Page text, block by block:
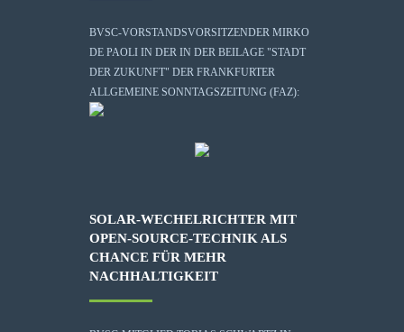
BVSC-VORSTANDSVORSITZENDER MIRKO
DE PAOLI IN DER IN DER BEILAGE "STADT
DER ZUKUNFT" DER FRANKFURTER
ALLGEMEINE SONNTAGSZEITUNG (FAZ):
SOLAR-WECHELRICHTER MIT
OPEN-SOURCE-TECHNIK ALS
CHANCE FÜR MEHR
NACHHALTIGKEIT